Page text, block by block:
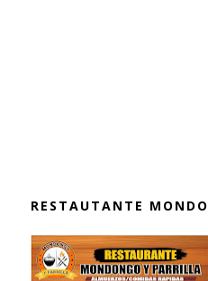
RESTAUTANTE